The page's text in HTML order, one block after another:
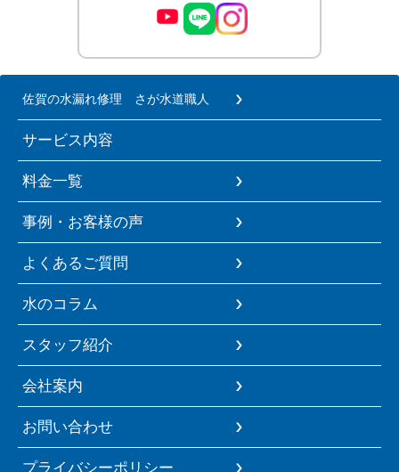
佐賀の水漏れ修理 さが水道職人
サービス内容
料金一覧
事例・お客様の声
よくあるご質問
水のコラム
スタッフ紹介
会社案内
お問い合わせ
プライバシーポリシー